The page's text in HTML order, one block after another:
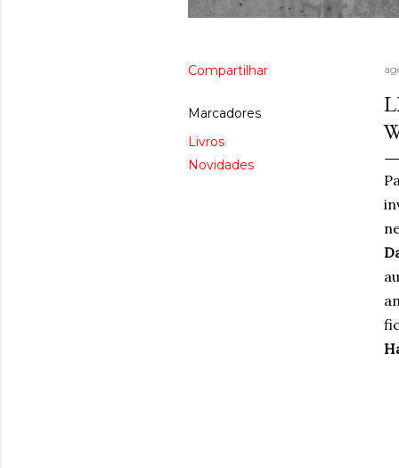
Compartilhar
Marcadores
Livros
Novidades